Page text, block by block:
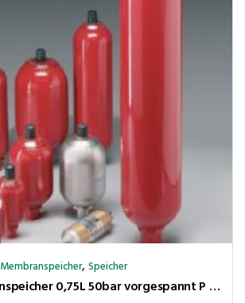
Membranspeicher,Speicher
Hydac Membranspeicher 0,75L 50bar vorgespannt P max.210 bar,Ölanschl. G1/2″ innen+M33x1,5 aussen